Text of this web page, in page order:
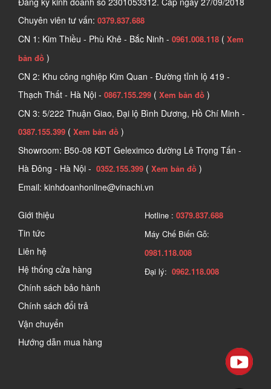
Chuyên viên tư vấn: 0379.837.688
CN 1: Kim Thiều - Phù Khê - Bắc Ninh - 0961.008.118 ( Xem
bản đồ )
CN 2: Khu công nghiệp Kim Quan - Đường tỉnh lộ 419 -
Thạch Thất - Hà Nội - 0867.155.299 ( Xem bản đồ )
CN 3: 5/222 Thuận Giao, Đại lộ Bình Dương, Hồ Chí Minh -
0387.155.399 ( Xem bản đồ )
Showroom: B50-08 KĐT Geleximco đường Lê Trọng Tấn -
Hà Đông - Hà Nội - 0352.155.399 ( Xem bản đồ )
Email: kinhdoanhonline@vinachi.vn
Giới thiệu
Tin tức
Liên hệ
Hệ thống cửa hàng
Chính sách bảo hành
Chính sách đổi trả
Vận chuyển
Hướng dẫn mua hàng
Hotline : 0379.837.688
Máy Chế Biến Gỗ:
0981.118.008
Đại lý: 0962.118.008